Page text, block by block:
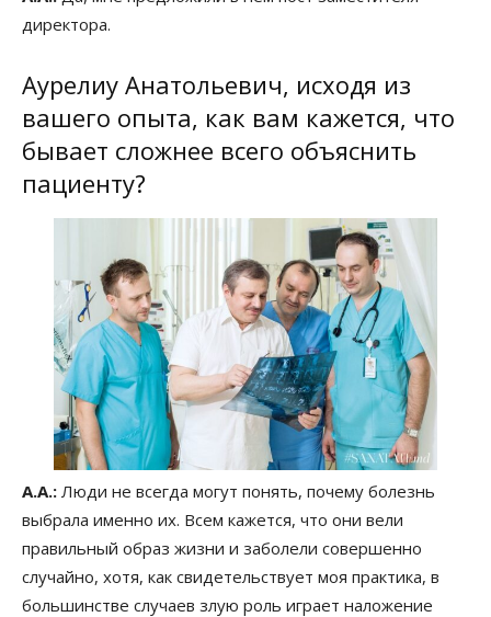
директора.
Аурелиу Анатольевич, исходя из
вашего опыта, как вам кажется, что
бывает сложнее всего объяснить
пациенту?
А.А.: Люди не всегда могут понять, почему болезнь
выбрала именно их. Всем кажется, что они вели
правильный образ жизни и заболели совершенно
случайно, хотя, как свидетельствует моя практика, в
большинстве случаев злую роль играет наложение